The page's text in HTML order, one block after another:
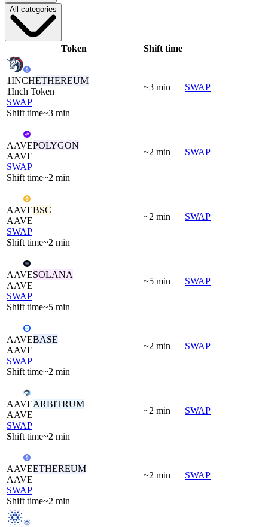
All categories
Token Shift time
1INCHETHEREUM
1Inch Token
SWAP
Shift time~3 min
~3 min SWAP
AAVEPOLYGON
AAVE
SWAP
Shift time~2 min
~2 min SWAP
AAVEBSC
AAVE
SWAP
Shift time~2 min
~2 min SWAP
AAVESOLANA
AAVE
SWAP
Shift time~5 min
~5 min SWAP
AAVEBASE
AAVE
SWAP
Shift time~2 min
~2 min SWAP
AAVEARBITRUM
AAVE
SWAP
Shift time~2 min
~2 min SWAP
AAVEETHEREUM
AAVE
SWAP
Shift time~2 min
~2 min SWAP